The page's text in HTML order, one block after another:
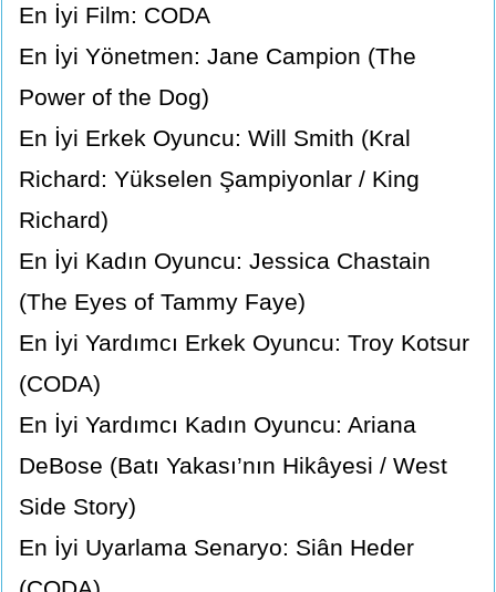
En İyi Film: CODA
En İyi Yönetmen: Jane Campion (The
Power of the Dog)
En İyi Erkek Oyuncu: Will Smith (Kral
Richard: Yükselen Şampiyonlar / King
Richard)
En İyi Kadın Oyuncu: Jessica Chastain
(The Eyes of Tammy Faye)
En İyi Yardımcı Erkek Oyuncu: Troy Kotsur
(CODA)
En İyi Yardımcı Kadın Oyuncu: Ariana
DeBose (Batı Yakası’nın Hikâyesi / West
Side Story)
En İyi Uyarlama Senaryo: Siân Heder